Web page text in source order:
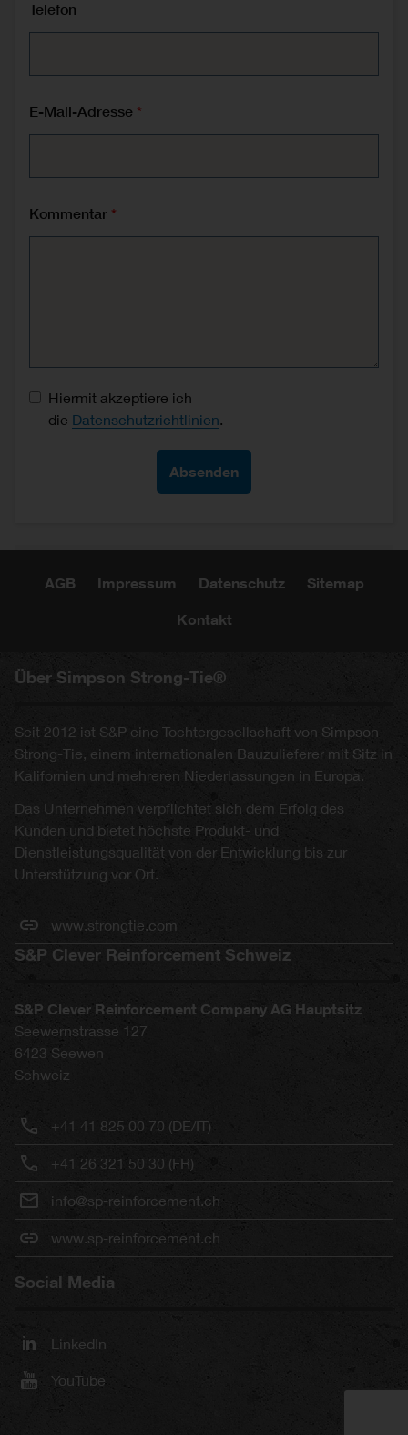
Telefon
E-Mail-Adresse
Kommentar
Datenschutz-Einwilligung
Hiermit akzeptiere ich
die Datenschutzrichtlinien.
AGB Impressum Datenschutz Sitemap
Kontakt
Über Simpson Strong-Tie®
Seit 2012 ist S&P eine Tochtergesellschaft von Simpson
Strong-Tie, einem internationalen Bauzulieferer mit Sitz in
Kalifornien und mehreren Niederlassungen in Europa.
Das Unternehmen verpflichtet sich dem Erfolg des
Kunden und bietet höchste Produkt- und
Dienstleistungsqualität von der Entwicklung bis zur
Unterstützung vor Ort.
www.strongtie.com
S&P Clever Reinforcement Schweiz
S&P Clever Reinforcement Company AG Hauptsitz
Seewernstrasse 127
6423 Seewen
Schweiz
+41 41 825 00 70 (DE/IT)
+41 26 321 50 30 (FR)
info@sp-reinforcement.ch
www.sp-reinforcement.ch
Social Media
LinkedIn
YouTube